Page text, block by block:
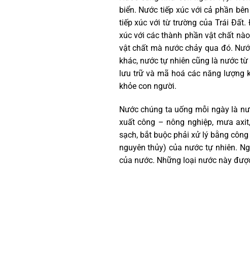
biển. Nước tiếp xúc với cả phần
tiếp xúc với từ trường của Trái
xúc với các thành phần vật chất
vật chất mà nước chảy qua đó.
khác, nước tự nhiên cũng là nước
lưu trữ và mã hoá các năng lượng
khỏe con người.
Nước chúng ta uống mỗi ngày là
xuất công – nông nghiệp, mưa
sạch, bắt buộc phải xử lý bằng
nguyên thủy) của nước tự nhiên.
của nước. Những loại nước này